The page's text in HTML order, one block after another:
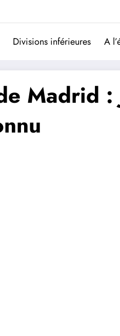
Divisions inférieures A
Madrid :